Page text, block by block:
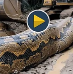
In 7 Days